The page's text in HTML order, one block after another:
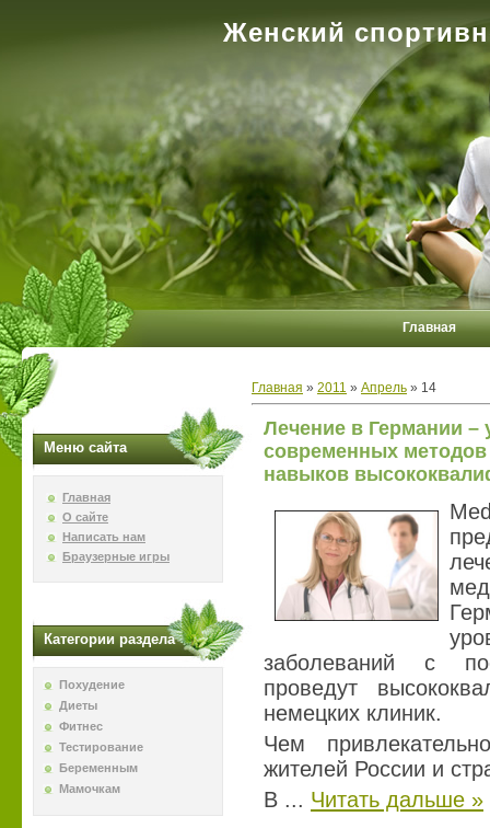
Женский
Главная
Меню сайта
Главная
О сайте
Написать нам
Браузерные игры
Категории раздела
Похудение
Диеты
Фитнес
Тестирование
Беременным
Мамочкам
Главная » 2011 » Апрель » 14
Лечение в Германии –
современных
навыков
заболеваний с
проведут
немецких клиник.
Чем
жителей России и
В ... Читать дальше »